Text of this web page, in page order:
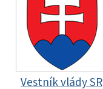
Vestník vlády SR